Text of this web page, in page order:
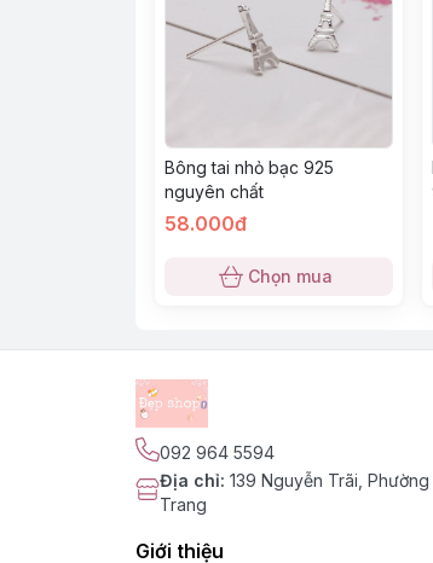
Bông tai nhỏ bạc 925
nguyên chất
58.000đ
Chọn mua
092 964 5594
Địa chỉ: 139 Nguyễn Trãi,
Trang
Giới thiệu